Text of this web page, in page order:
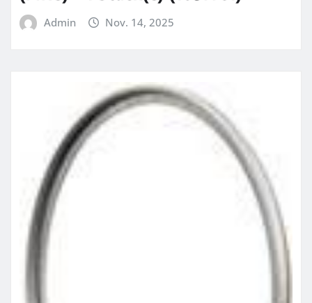
Admin Nov. 14, 2025